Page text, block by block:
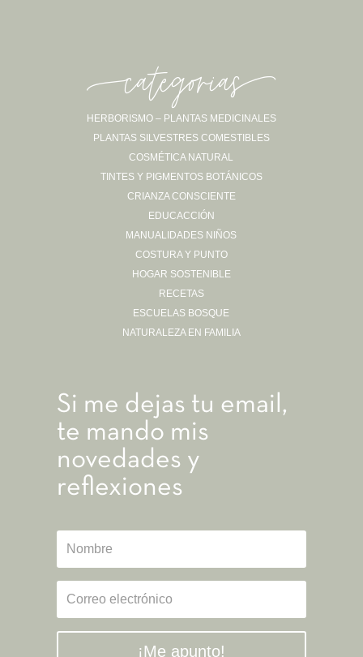
Sígueme en Instagram
-categorias-
HERBORISMO – PLANTAS MEDICINALES
PLANTAS SILVESTRES COMESTIBLES
COSMÉTICA NATURAL
TINTES Y PIGMENTOS BOTÁNICOS
CRIANZA CONSCIENTE
EDUCACCIÓN
MANUALIDADES NIÑOS
COSTURA Y PUNTO
HOGAR SOSTENIBLE
RECETAS
ESCUELAS BOSQUE
NATURALEZA EN FAMILIA
Si me dejas tu email,
te mando mis
novedades y
reflexiones
¡Me apunto!